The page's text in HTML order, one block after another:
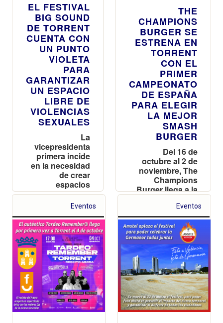
EL FESTIVAL
BIG SOUND
DE TORRENT
CUENTA CON
UN PUNTO
VIOLETA
PARA
GARANTIZAR
UN ESPACIO
LIBRE DE
VIOLENCIAS
SEXUALES
La
vicepresidenta
primera incide
en la necesidad
de crear
espacios
seguros donde
disfrutar del
y con plena
libertad”
THE
CHAMPIONS
BURGER SE
ESTRENA EN
TORRENT
CON EL
PRIMER
CAMPEONATO
DE ESPAÑA
PARA ELEGIR
LA MEJOR
SMASH
BURGER
Del 16 de
octubre al 2 de
noviembre, The
Champions
Burger llega a la
nueva apuesta
que está
revolucionando
el sector de las
hamburguesas
Eventos Eventos